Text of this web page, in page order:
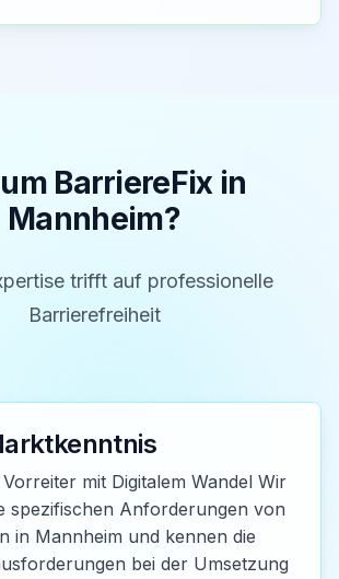
BarriereFix in
Mannheim?
trifft auf professionelle
Barrierefreiheit
mit Digitalem Wandel Wir
spezifischen Anforderungen von
in Mannheim und kennen die
bei der Umsetzung